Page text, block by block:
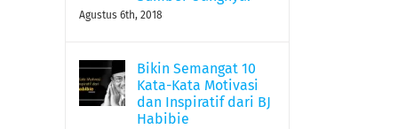
Agustus 6th, 2018
Bikin Semangat 10
Kata-Kata Motivasi
dan Inspiratif dari BJ
Habibie